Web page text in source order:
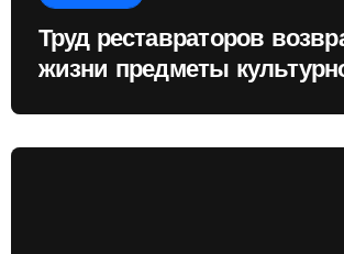
Труд реставраторов
жизни предметы